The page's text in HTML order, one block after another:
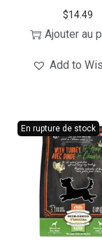
$14.49
Ajouter au
Add to
En rupture de stock